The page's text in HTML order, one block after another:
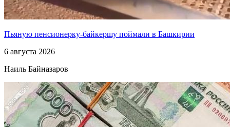
Пьяную пенсионерку-байкершу поймали в Башкирии
6 августа 2026
Наиль Байназаров